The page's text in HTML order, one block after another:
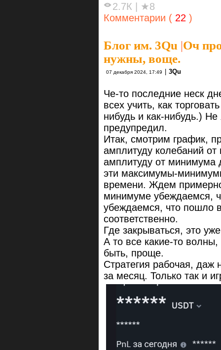
2.7К | ★8
Комментарии ( 22 )
Блог им. 3Qu |Оч
нужны, воще.
07 декабря 2024, 17:49 | 3Qu
Че-то последние неск
всех учить, как
нибудь и как-нибудь.)
предупредил.
Итак, смотрим график,
амплитуду колебаний
амплитуду от минимума
эти максимумы-
времени. Ждем
минимуме убеждаемся,
убеждаемся, что пошло
соответственно.
Где закрываться, это
А то все какие-то
быть, проще.
Стратегия рабочая, даж
за месяц. Только так и